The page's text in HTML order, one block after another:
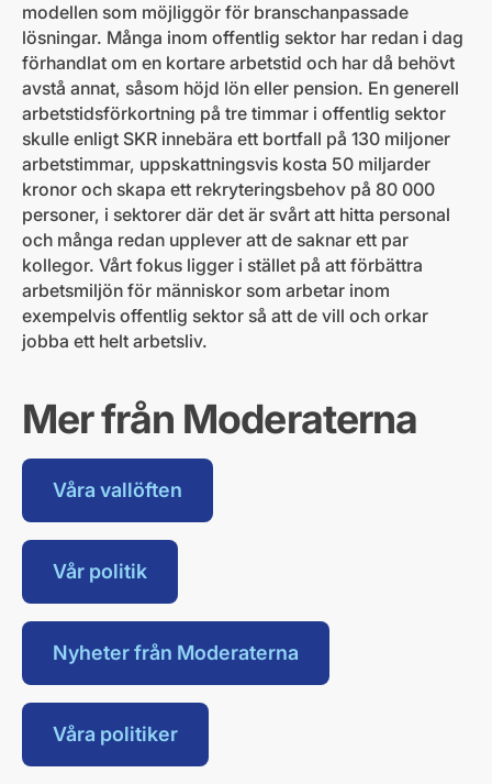
modellen som möjliggör för branschanpassade
lösningar. Många inom offentlig sektor har redan i dag
förhandlat om en kortare arbetstid och har då behövt
avstå annat, såsom höjd lön eller pension. En generell
arbetstidsförkortning på tre timmar i offentlig sektor
skulle enligt SKR innebära ett bortfall på 130 miljoner
arbetstimmar, uppskattningsvis kosta 50 miljarder
kronor och skapa ett rekryteringsbehov på 80 000
personer, i sektorer där det är svårt att hitta personal
och många redan upplever att de saknar ett par
kollegor. Vårt fokus ligger i stället på att förbättra
arbetsmiljön för människor som arbetar inom
exempelvis offentlig sektor så att de vill och orkar
jobba ett helt arbetsliv.
Mer från Moderaterna
Våra vallöften
Vår politik
Nyheter från Moderaterna
Våra politiker